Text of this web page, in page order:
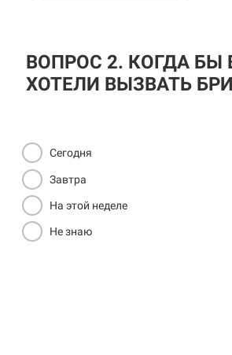
ВОПРОС 2. КОГДА БЫ
ХОТЕЛИ ВЫЗВАТЬ
Сегодня
Завтра
На этой неделе
Не знаю